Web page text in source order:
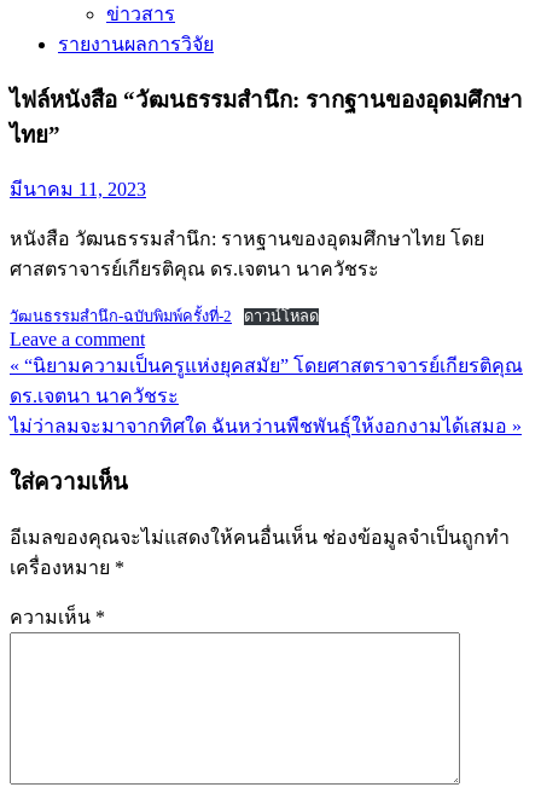
ข่าวสาร
รายงานผลการวิจัย
ไฟล์หนังสือ “วัฒนธรรมสำนึก: รากฐานของอุดมศึกษา
ไทย”
มีนาคม 11, 2023
หนังสือ วัฒนธรรมสำนึก: ราหฐานของอุดมศึกษาไทย โดย
ศาสตราจารย์เกียรติคุณ ดร.เจตนา นาควัชระ
วัฒนธรรมสำนึก-ฉบับพิมพ์ครั้งที่-2 ดาวน์โหลด
Leave a comment
แนะแนว
เรื่อง
« “นิยามความเป็นครูแห่งยุคสมัย” โดยศาสตราจารย์เกียรติคุณ
ดร.เจตนา นาควัชระ
ไม่ว่าลมจะมาจากทิศใด ฉันหว่านพืชพันธุ์ให้งอกงามได้เสมอ »
ใส่ความเห็น
อีเมลของคุณจะไม่แสดงให้คนอื่นเห็น ช่องข้อมูลจำเป็นถูกทำ
เครื่องหมาย *
ความเห็น *